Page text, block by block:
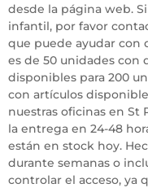
desde la página web.
infantil, por favor
que puede ayudar con
es de 50 unidades con
disponibles para 200
con artículos
nuestras oficinas en St
la entrega en 24-48
están en stock hoy.
durante semanas o
controlar el acceso, ya